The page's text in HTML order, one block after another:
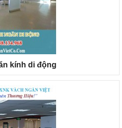
kính di động